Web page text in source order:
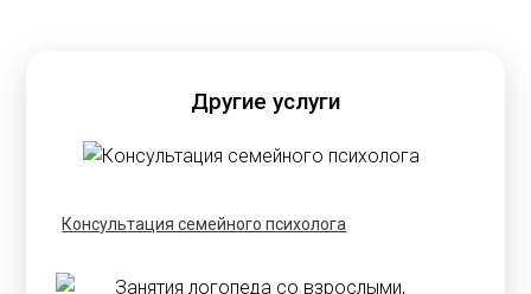
Другие услуги
Консультация семейного психолога